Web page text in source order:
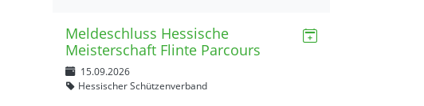
Meldeschluss Hessische
Meisterschaft Flinte Parcours
15.09.2026
Hessischer Schützenverband